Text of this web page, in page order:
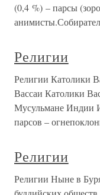
(0,4 %) – парсы
Религии
Религии Католики
Вассаи Католики
Мусульмане Индии
парсов –
Религии
Религии Ныне в